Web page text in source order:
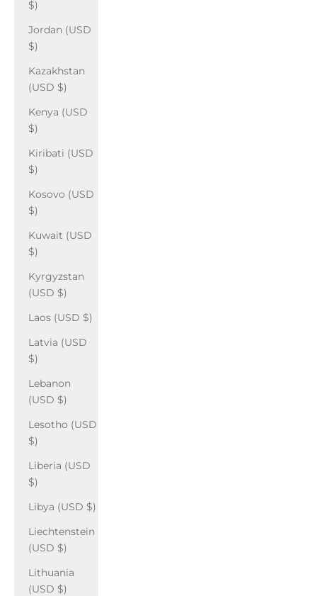
$)
Jordan (USD
$)
Kazakhstan
(USD $)
Kenya (USD
$)
Kiribati (USD
$)
Kosovo (USD
$)
Kuwait (USD
$)
Kyrgyzstan
(USD $)
Laos (USD $)
Latvia (USD
$)
Lebanon
(USD $)
Lesotho (USD
$)
Liberia (USD
$)
Libya (USD $)
Liechtenstein
(USD $)
Lithuania
(USD $)